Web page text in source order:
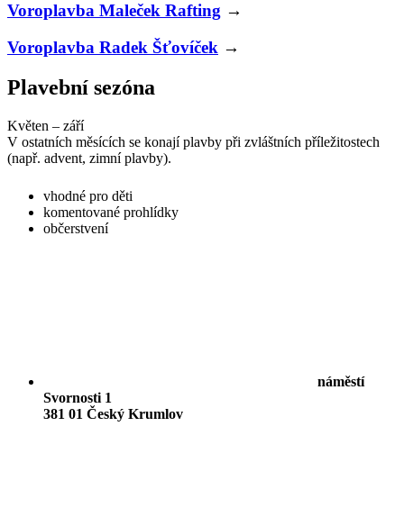
Voroplavba Maleček Rafting →
Voroplavba Radek Šťovíček →
Plavební sezóna
Květen – září
V ostatních měsících se konají plavby při zvláštních příležitostech
(např. advent, zimní plavby).
vhodné pro děti
komentované prohlídky
občerstvení
náměstí
Svornosti 1
381 01 Český Krumlov